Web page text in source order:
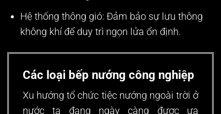
Hệ thống thông gió: Đảm bảo sự lưu thông
không khí để duy trì ngọn lửa ổn định.
Các loại bếp nướng công nghiệp
Xu hướng tổ chức tiệc nướng ngoài trời ở
nước ta đang ngày càng được ưa